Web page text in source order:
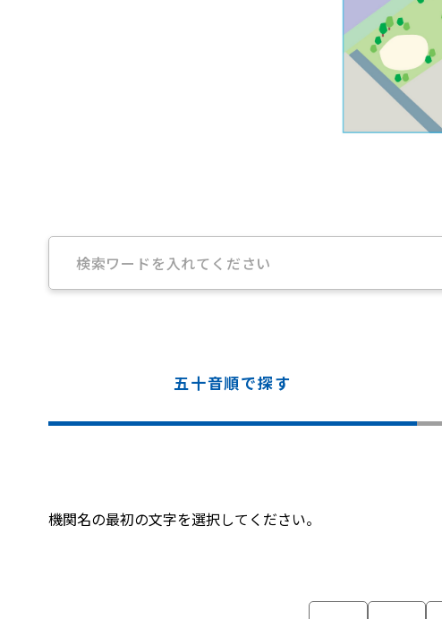
五十音順で探す
機関名の最初の文字を選択してください。